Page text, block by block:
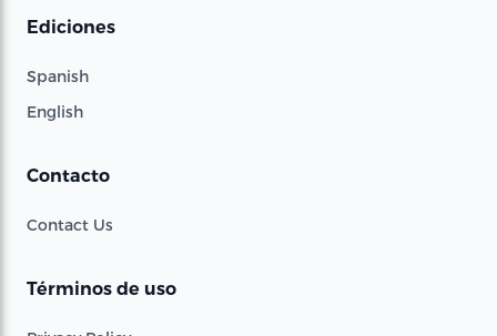
Ediciones
Spanish
English
Contacto
Contact Us
Términos de uso